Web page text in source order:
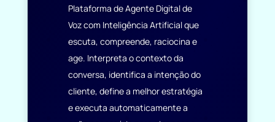
Plataforma de Agente Digital de
Voz com Inteligência Artificial que
escuta, compreende, raciocina e
age. Interpreta o contexto da
conversa, identifica a intenção do
cliente, define a melhor estratégia
e executa automaticamente a